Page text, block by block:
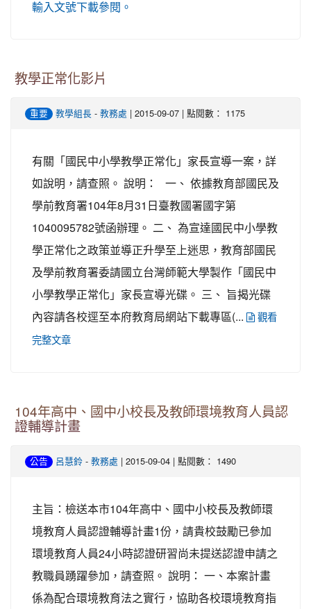
輸入文號下載參閱。
教學正常化影片
重要 教學組長 - 教務處 | 2015-09-07 | 點閱數： 1175
有關「國民中小學教學正常化」家長宣導一案，詳
如說明，請查照。 說明： 一、 依據教育部國民及
學前教育署104年8月31日臺教國署國字第
1040095782號函辦理。 二、 為宣達國民中小學教
學正常化之政策並導正升學至上迷思，教育部國民
及學前教育署委請國立台灣師範大學製作「國民中
小學教學正常化」家長宣導光碟。 三、 旨揭光碟
內容請各校逕至本府教育局網站下載專區(...
觀看
完整文章
104年高中、國中小校長及教師環境教育人員認
證輔導計畫
公告 呂慧鈴 - 教務處 | 2015-09-04 | 點閱數： 1490
主旨：檢送本市104年高中、國中小校長及教師環
境教育人員認證輔導計畫1份，請貴校鼓勵已參加
環境教育人員24小時認證研習尚未提送認證申請之
教職員踴躍參加，請查照。 說明： 一、本案計畫
係為配合環境教育法之實行，協助各校環境教育指